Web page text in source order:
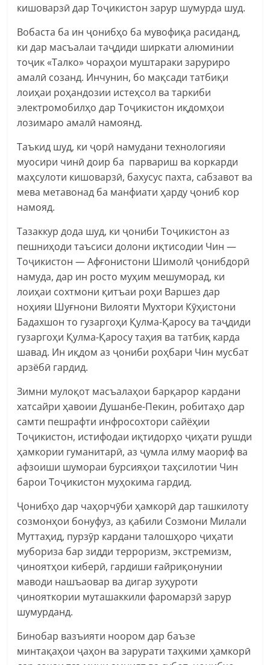
кишоварзӣ дар Тоҷикистон зарур шумурда шуд.
Вобаста ба ин ҷонибҳо ба мувофиқа расиданд,
ки дар масъалаи таҷдиди ширкати алюминии
тоҷик «Талко» чораҳои муштараки заруриро
амалӣ созанд. Инчунин, бо мақсади татбиқи
лоиҳаи роҳандозии истеҳсол ва таркиби
электромобилҳо дар Тоҷикистон иқдомҳои
лозимаро амалӣ намоянд.
Таъкид шуд, ки ҷорӣ намудани технологияи
муосири чинӣ доир ба парвариш ва коркарди
маҳсулоти кишоварзӣ, бахусус пахта, сабзавот ва
мева метавонад ба манфиати ҳарду ҷониб кор
намояд.
Тазаккур дода шуд, ки ҷониби Тоҷикистон аз
пешниҳоди таъсиси долони иқтисодии Чин —
Тоҷикистон — Афғонистони Шимолӣ ҷонибдорӣ
намуда, дар ин росто муҳим мешуморад, ки
лоиҳаи сохтмони қитъаи роҳи Варшез дар
ноҳияи Шуғнони Вилояти Мухтори Кӯҳистони
Бадахшон то гузаргоҳи Қулма-Қаросу ва таҷдиди
гузаргоҳи Қулма-Қаросу таҳия ва татбиқ карда
шавад. Ин иқдом аз ҷониби роҳбари Чин мусбат
арзёбӣ гардид.
Зимни мулоқот масъалаҳои барқарор кардани
хатсайри ҳавоии Душанбе-Пекин, робитаҳо дар
самти пешрафти инфросохтори сайёҳии
Тоҷикистон, истифодаи иқтидорҳо ҷиҳати рушди
ҳамкории гуманитарӣ, аз ҷумла илму маориф ва
афзоиши шумораи бурсияҳои таҳсилотии Чин
барои Тоҷикистон муҳокима гардид.
Ҷонибҳо дар чаҳорчӯби ҳамкорӣ дар ташкилоту
созмонҳои бонуфуз, аз қабили Созмони Милали
Муттаҳид, пурзӯр кардани талошҳоро ҷиҳати
мубориза бар зидди терроризм, экстремизм,
ҷиноятҳои киберӣ, гардиши ғайриқонунии
маводи нашъаовар ва дигар зуҳуроти
ҷинояткории муташаккили фаромарзӣ зарур
шумурданд.
Бинобар вазъияти ноором дар баъзе
минтақаҳои ҷаҳон ва зарурати таҳкими ҳамкорӣ